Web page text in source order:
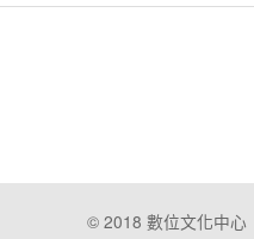
© 2018 數位文化中心